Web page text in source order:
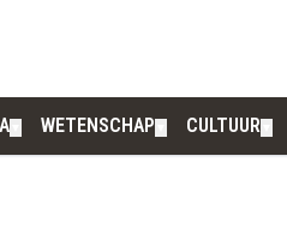
WETENSCHAP CULTUUR